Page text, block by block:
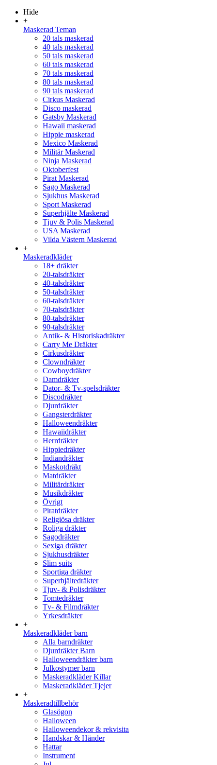
Hide
+
Maskerad Teman
20 tals maskerad
40 tals maskerad
50 tals maskerad
60 tals maskerad
70 tals maskerad
80 tals maskerad
90 tals maskerad
Cirkus Maskerad
Disco maskerad
Gatsby Maskerad
Hawaii maskerad
Hippie maskerad
Mexico Maskerad
Militär Maskerad
Ninja Maskerad
Oktoberfest
Pirat Maskerad
Sago Maskerad
Sjukhus Maskerad
Sport Maskerad
Superhjälte Maskerad
Tjuv & Polis Maskerad
USA Maskerad
Vilda Västern Maskerad
+
Maskeradkläder
18+ dräkter
20-talsdräkter
40-talsdräkter
50-talsdräkter
60-talsdräkter
70-talsdräkter
80-talsdräkter
90-talsdräkter
Antik- & Historiskadräkter
Carry Me Dräkter
Cirkusdräkter
Clowndräkter
Cowboydräkter
Damdräkter
Dator- & Tv-spelsdräkter
Discodräkter
Djurdräkter
Gangsterdräkter
Halloweendräkter
Hawaiidräkter
Herrdräkter
Hippiedräkter
Indiandräkter
Maskotdräkt
Matdräkter
Militärdräkter
Musikdräkter
Övrigt
Piratdräkter
Religiösa dräkter
Roliga dräkter
Sagodräkter
Sexiga dräkter
Sjukhusdräkter
Slim suits
Sportiga dräkter
Superhjältedräkter
Tjuv- & Polisdräkter
Tomtedräkter
Tv- & Filmdräkter
Yrkesdräkter
+
Maskeradkläder barn
Alla barndräkter
Djurdräkter Barn
Halloweendräkter barn
Julkostymer barn
Maskeradkläder Killar
Maskeradkläder Tjejer
+
Maskeradtillbehör
Glasögon
Halloween
Halloweendekor & rekvisita
Handskar & Händer
Hattar
Instrument